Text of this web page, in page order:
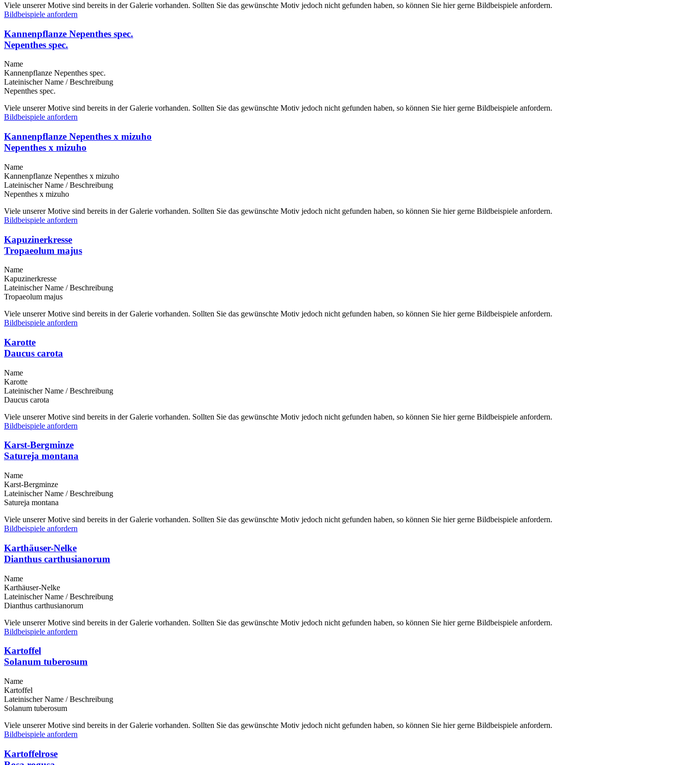
Viele unserer Motive sind bereits in der Galerie vorhanden. Sollten Sie das gewünschte Motiv jedoch nicht gefunden haben, so können Sie hier gerne Bildbeispiele anfordern.
Bildbeispiele anfordern
Kannenpflanze Nepenthes spec.
Nepenthes spec.
Name
Kannenpflanze Nepenthes spec.
Lateinischer Name / Beschreibung
Nepenthes spec.
Viele unserer Motive sind bereits in der Galerie vorhanden. Sollten Sie das gewünschte Motiv jedoch nicht gefunden haben, so können Sie hier gerne Bildbeispiele anfordern.
Bildbeispiele anfordern
Kannenpflanze Nepenthes x mizuho
Nepenthes x mizuho
Name
Kannenpflanze Nepenthes x mizuho
Lateinischer Name / Beschreibung
Nepenthes x mizuho
Viele unserer Motive sind bereits in der Galerie vorhanden. Sollten Sie das gewünschte Motiv jedoch nicht gefunden haben, so können Sie hier gerne Bildbeispiele anfordern.
Bildbeispiele anfordern
Kapuzinerkresse
Tropaeolum majus
Name
Kapuzinerkresse
Lateinischer Name / Beschreibung
Tropaeolum majus
Viele unserer Motive sind bereits in der Galerie vorhanden. Sollten Sie das gewünschte Motiv jedoch nicht gefunden haben, so können Sie hier gerne Bildbeispiele anfordern.
Bildbeispiele anfordern
Karotte
Daucus carota
Name
Karotte
Lateinischer Name / Beschreibung
Daucus carota
Viele unserer Motive sind bereits in der Galerie vorhanden. Sollten Sie das gewünschte Motiv jedoch nicht gefunden haben, so können Sie hier gerne Bildbeispiele anfordern.
Bildbeispiele anfordern
Karst-Bergminze
Satureja montana
Name
Karst-Bergminze
Lateinischer Name / Beschreibung
Satureja montana
Viele unserer Motive sind bereits in der Galerie vorhanden. Sollten Sie das gewünschte Motiv jedoch nicht gefunden haben, so können Sie hier gerne Bildbeispiele anfordern.
Bildbeispiele anfordern
Karthäuser-Nelke
Dianthus carthusianorum
Name
Karthäuser-Nelke
Lateinischer Name / Beschreibung
Dianthus carthusianorum
Viele unserer Motive sind bereits in der Galerie vorhanden. Sollten Sie das gewünschte Motiv jedoch nicht gefunden haben, so können Sie hier gerne Bildbeispiele anfordern.
Bildbeispiele anfordern
Kartoffel
Solanum tuberosum
Name
Kartoffel
Lateinischer Name / Beschreibung
Solanum tuberosum
Viele unserer Motive sind bereits in der Galerie vorhanden. Sollten Sie das gewünschte Motiv jedoch nicht gefunden haben, so können Sie hier gerne Bildbeispiele anfordern.
Bildbeispiele anfordern
Kartoffelrose